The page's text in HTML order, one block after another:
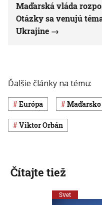
Maďarská vláda
Otázky sa venujú
Ukrajine
Ďalšie články na tému:
Európa Maďarsko
Viktor Orbán
Čítajte tiež
Svet